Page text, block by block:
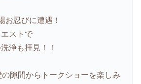
お忍びに遭遇！
ストで
浄も拝見！！
隙間からトークショーを楽しみ